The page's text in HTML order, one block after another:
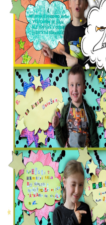
PIANA DO ŠKOL NKK
BYLO, NEBYLO V ZUŠ
© 2026 eStránky.cz |Tisk|